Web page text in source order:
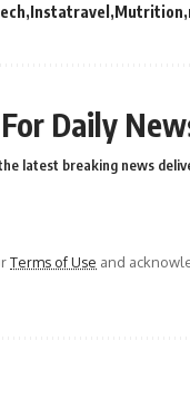
Instatravel Mutrition
For Daily
latest breaking news
Terms of Use and